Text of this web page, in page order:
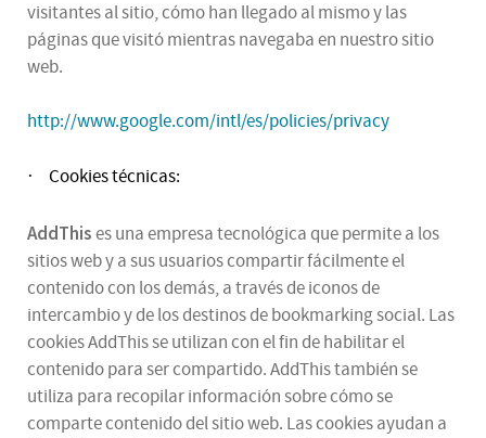
visitantes al sitio, cómo han llegado al mismo y las
páginas que visitó mientras navegaba en nuestro sitio
web.
http://www.google.com/intl/es/policies/privacy
· Cookies técnicas:
AddThises una empresa tecnológica que permite a los
sitios web y a sus usuarios compartir fácilmente el
contenido con los demás, a través de iconos de
intercambio y de los destinos de bookmarking social. Las
cookies AddThis se utilizan con el fin de habilitar el
contenido para ser compartido. AddThis también se
utiliza para recopilar información sobre cómo se
comparte contenido del sitio web. Las cookies ayudan a